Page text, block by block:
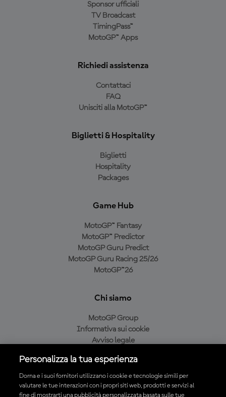
Sponsor ufficiali
TV Broadcast
TimingPass™
MotoGP™ Apps
Richiedi assistenza
Contattaci
FAQ
Unisciti alla MotoGP™
Biglietti & Hospitality
Biglietti
Hospitality
Packages
Game Hub
MotoGP™ Fantasy
MotoGP™ Predictor
MotoGP Guru Predict
MotoGP Guru Racing 25/26
MotoGP™26
Chi siamo
MotoGP Group
Informativa sui cookie
Avviso legale
Condizioni di acquisto
Personalizza la tua esperienza
Dorna e i suoi fornitori utilizzano i cookie e tecnologie simili per
valutare le tue interazioni con i propri siti web, prodotti e servizi al
fine di mostrarti una pubblicità personalizzata basata sulle tue